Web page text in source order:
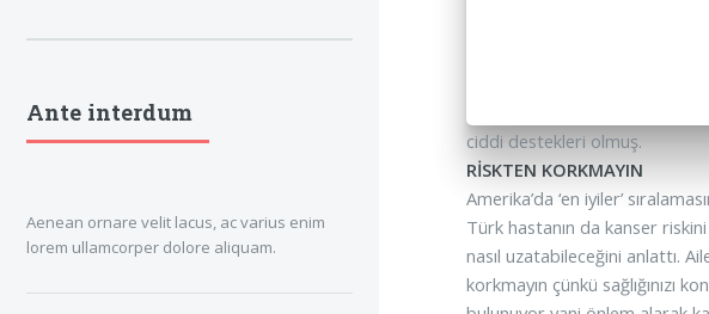
ciddi destekleri olmuş.
RİSKTEN KORKMAYIN
Amerika’da ‘en iyiler’
Türk hastanın da kanser
nasıl uzatabileceğini anlattı.
korkmayın çünkü sağlığınızı
Ante interdum
Aenean ornare velit lacus, ac varius enim
lorem ullamcorper dolore aliquam.